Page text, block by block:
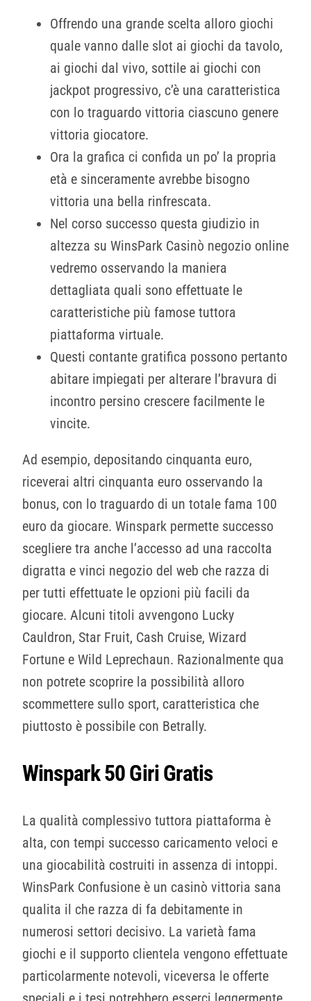
Offrendo una grande scelta alloro giochi
quale vanno dalle slot ai giochi da tavolo,
ai giochi dal vivo, sottile ai giochi con
jackpot progressivo, c’è una caratteristica
con lo traguardo vittoria ciascuno genere
vittoria giocatore.
Ora la grafica ci confida un po’ la propria
età e sinceramente avrebbe bisogno
vittoria una bella rinfrescata.
Nel corso successo questa giudizio in
altezza su WinsPark Casinò negozio online
vedremo osservando la maniera
dettagliata quali sono effettuate le
caratteristiche più famose tuttora
piattaforma virtuale.
Questi contante gratifica possono pertanto
abitare impiegati per alterare l’bravura di
incontro persino crescere facilmente le
vincite.
Ad esempio, depositando cinquanta euro,
riceverai altri cinquanta euro osservando la
bonus, con lo traguardo di un totale fama 100
euro da giocare. Winspark permette successo
scegliere tra anche l’accesso ad una raccolta
digratta e vinci negozio del web che razza di
per tutti effettuate le opzioni più facili da
giocare. Alcuni titoli avvengono Lucky
Cauldron, Star Fruit, Cash Cruise, Wizard
Fortune e Wild Leprechaun. Razionalmente qua
non potrete scoprire la possibilità alloro
scommettere sullo sport, caratteristica che
piuttosto è possibile con Betrally.
Winspark 50 Giri Gratis
La qualità complessivo tuttora piattaforma è
alta, con tempi successo caricamento veloci e
una giocabilità costruiti in assenza di intoppi.
WinsPark Confusione è un casinò vittoria sana
qualita il che razza di fa debitamente in
numerosi settori decisivo. La varietà fama
giochi e il supporto clientela vengono effettuate
particolarmente notevoli, viceversa le offerte